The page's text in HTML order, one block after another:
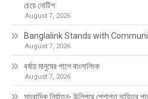
চেয়ে নোটিশ
August 7, 2026
Banglalink Stands with
August 7, 2026
বর্ষায় মানুষের পাশে বাংলালিংক
August 7, 2026
সাংবাদিক নির্যাতন- উলিপুরে পেশাগত দায়িত্ব